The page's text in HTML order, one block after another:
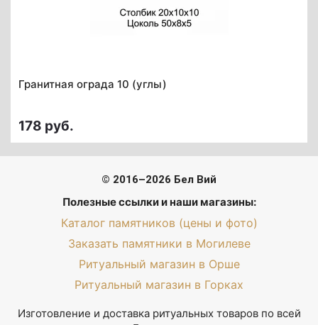
Гранитная ограда 10 (углы)
178 руб.
© 2016–2026 Бел Вий
Полезные ссылки и наши магазины:
Каталог памятников (цены и фото)
Заказать памятники в Могилеве
Ритуальный магазин в Орше
Ритуальный магазин в Горках
Изготовление и доставка ритуальных товаров по всей